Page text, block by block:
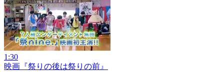
1:30
映画『祭りの後は祭りの前』